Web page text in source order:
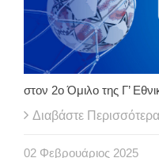
στον 2ο Όμιλο της Γ’
Διαβάστε Περισσότερα
02 Φεβρουάριος 2025